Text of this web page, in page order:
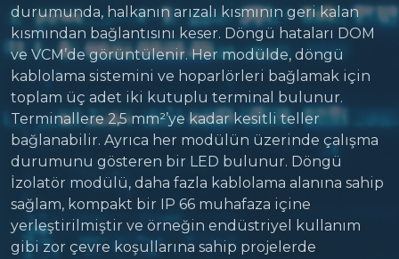
durumunda, halkanın arızalı kısmının geri kalan
kısmından bağlantısını keser. Döngü hataları DOM
ve VCM’de görüntülenir. Her modülde, döngü
kablolama sistemini ve hoparlörleri bağlamak için
toplam üç adet iki kutuplu terminal bulunur.
Terminallere 2,5 mm²’ye kadar kesitli teller
bağlanabilir. Ayrıca her modülün üzerinde çalışma
durumunu gösteren bir LED bulunur. Döngü
İzolatör modülü, daha fazla kablolama alanına sahip
sağlam, kompakt bir IP 66 muhafaza içine
yerleştirilmiştir ve örneğin endüstriyel kullanım
gibi zor çevre koşullarına sahip projelerde